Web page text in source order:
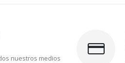
nuestros medios